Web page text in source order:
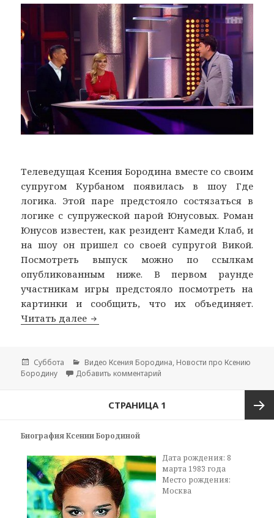
Телеведущая Ксения Бородина вместе со своим
супругом Курбаном появилась в шоу Где
логика. Этой паре предстояло состязаться в
логике с супружеской парой Юнусовых. Роман
Юнусов известен, как резидент Камеди Клаб, и
на шоу он пришел со своей супругой Викой.
Посмотреть выпуск можно по ссылкам
опубликованным ниже. В первом раунде
участникам игры предстояло посмотреть на
картинки и сообщить, что их объединяет.
Читать далее Ксения Бородина в шоу Где логика
Опубликовано
Суббота Рубрики
Видео Ксения Бородина, Новости про Ксению
Бородину
Добавить комментарий
СТРАНИЦА1
Биография Ксении Бородиной
Дата рождения: 8
марта 1983 года
Место рождения:
Москва